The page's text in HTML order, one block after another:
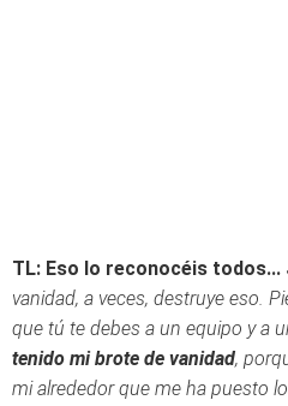
TL: Eso lo reconocéis todos...
vanidad, a veces, destruye eso.
que tú te debes a un equipo y a
tenido mi brote de vanidad,
mi alrededor que me ha puesto